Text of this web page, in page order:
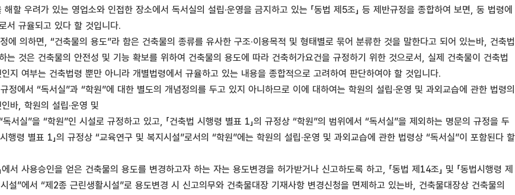
할 우려가 있는 영업소와 인접한 장소에서 독서실의 설립·운영을 금지하고 있는 「동법 제5조」 등 제반규정을 종합하여 보면, 동 법령에
서 규율되고 있다 할 것입니다.
에 의하면, “건축물의 용도”라 함은 건축물의 종류를 유사한 구조·이용목적 및 형태별로 묶어 분류한 것을 말한다고 되어 있는바, 건축법
는 것은 건축물의 안전성 및 기능 확보를 위하여 건축물의 용도에 따라 건축허가요건을 규정하기 위한 것으로서, 실제 건축물이 건축법
지 여부는 건축법령 뿐만 아니라 개별법령에서 규율하고 있는 내용을 종합적으로 고려하여 판단하여야 할 것입니다.
정에서 “독서실”과 “학원”에 대한 별도의 개념정의를 두고 있지 아니하므로 이에 대하여는 학원의 설립·운영 및 과외교습에 관한 법령의
바, 학원의 설립·운영 및
서실”을 “학원”인 시설로 규정하고 있고, 「건축법 시행령 별표 1」의 규정상 “학원”의 범위에서 “독서실”을 제외하는 명문의 규정을 두
행령 별표 1」의 규정상 “교육연구 및 복지시설”로서의 “학원”에는 학원의 설립·운영 및 과외교습에 관한 법령상 “독서실”이 포함된다 할
에서 사용승인을 얻은 건축물의 용도를 변경하고자 하는 자는 용도변경을 허가받거나 신고하도록 하고, 「동법 제14조」 및 「동법시행령 제
설”에서 “제2종 근린생활시설”로 용도변경 시 신고의무와 건축물대장 기재사항 변경신청을 면제하고 있는바, 건축물대장상 건축물의